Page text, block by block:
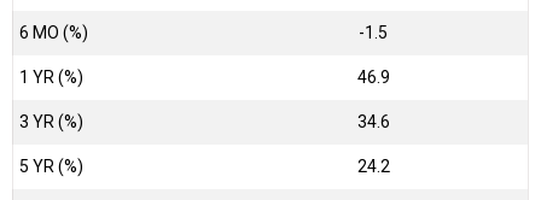
6 MO (%) -1.5
1 YR (%) 46.9
3 YR (%) 34.6
5 YR (%) 24.2